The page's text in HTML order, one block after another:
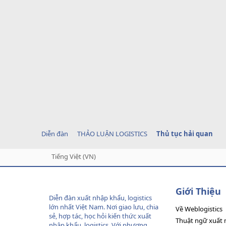
Diễn đàn THẢO LUẬN LOGISTICS Thủ tục hải quan
Tiếng Việt (VN)
Diễn đàn xuất nhập khẩu, logistics
lớn nhất Việt Nam. Nơi giao lưu, chia
sẻ, hợp tác, học hỏi kiến thức xuất
Giới Thiệu
Về Weblogistics
Thuật ngữ xuất